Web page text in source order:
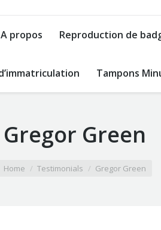
A propos Reproduction de
Tampons
Gregor Green
Home Testimonials Gregor Green